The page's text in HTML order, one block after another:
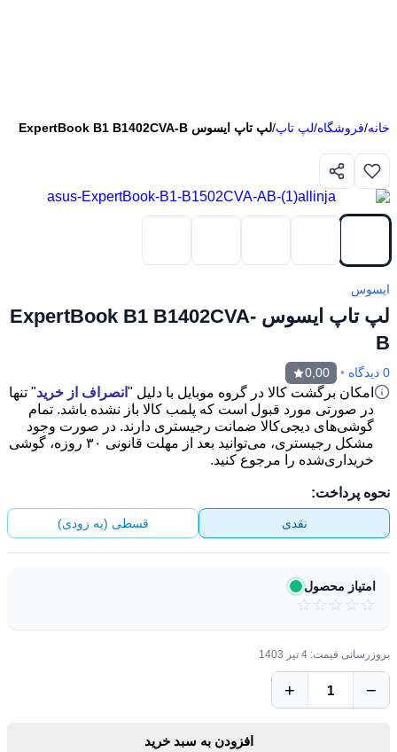
خانه/فروشگاه/لپ تاپ/لپ تاپ ایسوس ExpertBook B1 B1402CVA-B
ایسوس
لپ تاپ ایسوس ExpertBook B1 B1402CVA-
B
0 دیدگاه •
0,00
امکان برگشت کالا در گروه موبایل با دلیل " انصراف از خرید" تنها
در صورتی مورد قبول است که پلمب کالا باز نشده باشد. تمام
گوشی‌های دیجی‌کالا ضمانت رجیستری دارند. در صورت وجود
مشکل رجیستری، می‌توانید بعد از مهلت قانونی ۳۰ روزه، گوشی
خریداری‌شده را مرجوع کنید.
محصول به سبد خرید اضافه شد
توقف سفارش‌گیری
نحوه پرداخت:
نقدی قسطی (به زودی)
امتیاز محصول
☆
☆
☆
☆
☆
بروزرسانی قیمت: 4 تیر 1403
−
+
افزودن به سبد خرید